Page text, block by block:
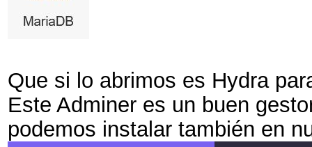
Que si lo abrimos es Hydra
Este Adminer es un buen
podemos instalar también en